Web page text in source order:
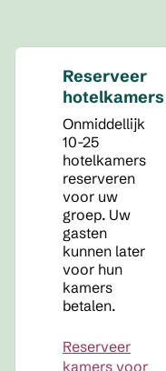
Reserveer
hotelkamers
Onmiddellijk
10-25
hotelkamers
reserveren
voor uw
groep. Uw
gasten
kunnen later
voor hun
kamers
betalen.
Reserveer
kamers voor